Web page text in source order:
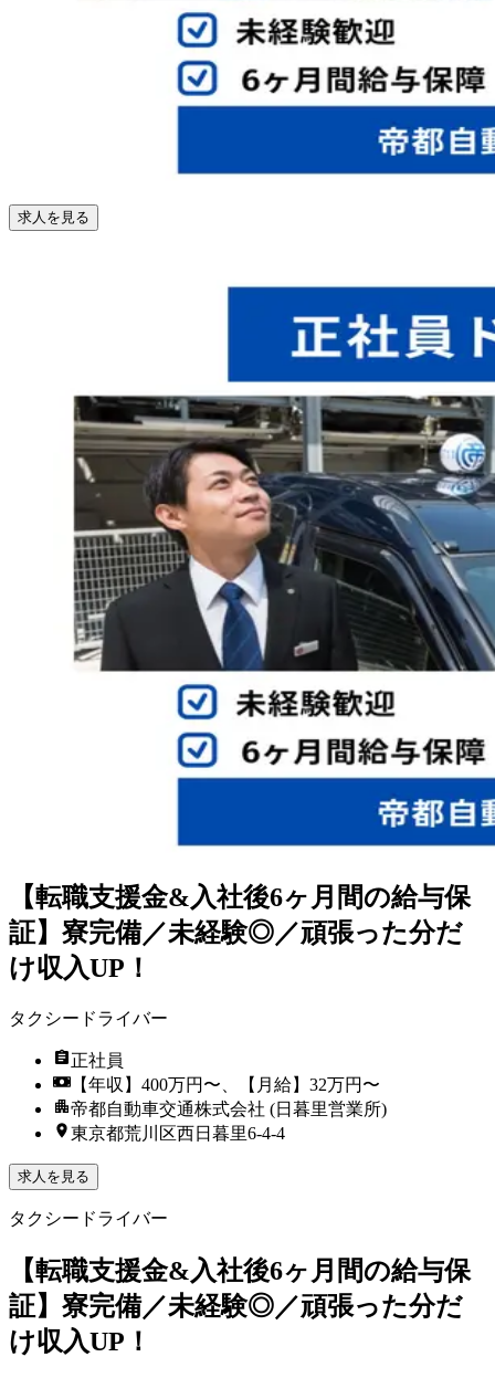
求人を見る
【転職支援金&入社後6ヶ月間の給与保
証】寮完備／未経験◎／頑張った分だ
け収入UP！
タクシードライバー
正社員
【年収】400万円〜、【月給】32万円〜
帝都自動車交通株式会社 (日暮里営業所)
東京都荒川区西日暮里6-4-4
求人を見る
タクシードライバー
【転職支援金&入社後6ヶ月間の給与保
証】寮完備／未経験◎／頑張った分だ
け収入UP！